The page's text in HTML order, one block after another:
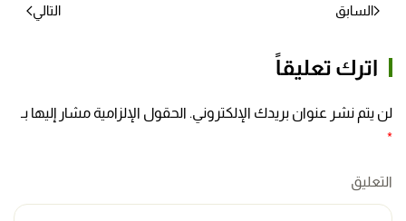
السابق التالي
اترك تعليقاً
لن يتم نشر عنوان بريدك الإلكتروني. الحقول الإلزامية مشار إليها بـ
*
التعليق